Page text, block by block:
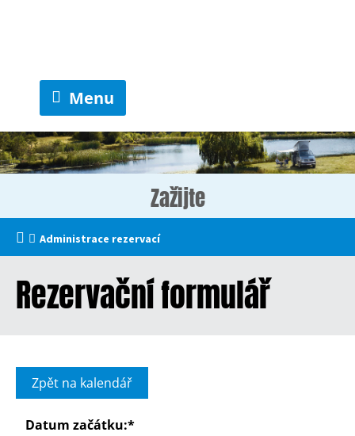
Menu
Zažijte
Administrace rezervací
Rezervační formulář
Zpět na kalendář
Datum začátku:*